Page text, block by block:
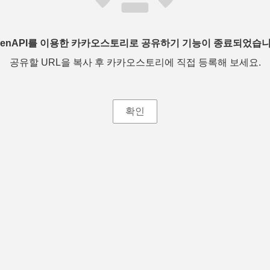
를 이용한 카카오스토리로 공유하기 기능이 종료되었습
공유할 URL을 복사 후 카카오스토리에 직접 등록해 보세요.
확인